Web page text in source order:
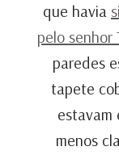
que havia
pelo senhor
paredes
tapete
estavam
menos